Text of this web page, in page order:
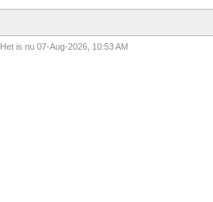
Het is nu 07-Aug-2026, 10:53 AM